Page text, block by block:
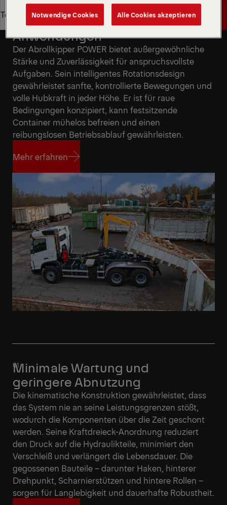
Technische Daten
Technische Daten
Angebot anfordern
Angebot anfordern
Konzipiert für anspruchsvolle
Anwendungen
Der Abrollkipper POWER bietet außergewöhnliche
Stärke und Zuverlässigkeit für anspruchsvollste
Aufgaben. Sein intelligentes Rotationsdesign
gewährleistet sanfte, kontrollierte Bewegungen und
volle Hubkraft in jeder Höhe. Er ist für raue
Bedingungen konzipiert, kann festsitzende
Container mühelos befreien und einen
reibungslosen Betriebsablauf gewährleisten.
Mehr erfahren
Mehr erfahren
Minimale Wartung und
geringere Abnutzung
Die kinematische Konstruktion gewährleistet, dass
das System nie an seine Leistungsgrenzen stößt,
wodurch die Komponenten über die Zeit geschont
werden. Seine Kraftdreieck-Anordnung reduziert
den Druck auf die Hydraulikteile, minimiert den
Verschleiß und verlängert die Lebensdauer. Die
gegossenen Bauteile – darunter Haken, hinterer
Drehpunkt, Scharnierstützen und hintere Rollen –
sorgen für Langlebigkeit und dauerhafte Robustheit.
Notwendige Cookies Alle Cookies akzeptieren